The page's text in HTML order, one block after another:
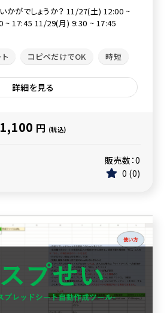
かがでしょうか？ 11/27(土) 12:00 ~
~ 17:45 11/29(月) 9:30 ~ 17:45
コピペだけでOK 時短
詳細を見る
1,100 円 (税込)
販売数：0
0 0